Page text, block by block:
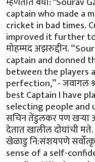
captain who made a
cricket in bad times.
improved it further
मोहम्मद अझरुद्दीन.
captain and donned
between the players
perfection,” - जवागल
best Captain I have
selecting people and
सचिन तेंडुलकर पण खर्‍या
देतात खालील दोघांची
खेळाडु नि:संशयपणे
sense of a self-